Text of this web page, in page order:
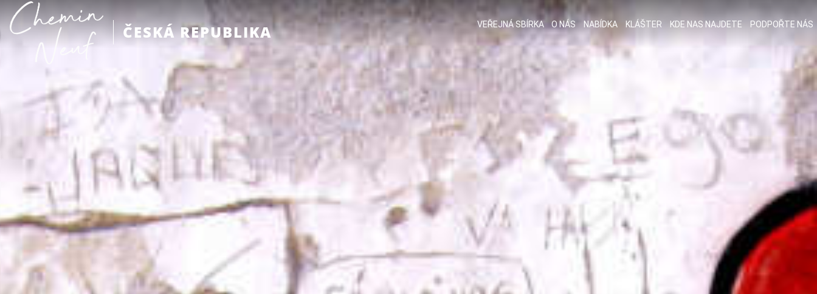
ČESKÁ REPUBLIKA VEŘEJNÁ SBÍRKA O NÁS NABÍDKA KLÁŠTER KDE NAS NAJDETE PODPOŘTE NÁS